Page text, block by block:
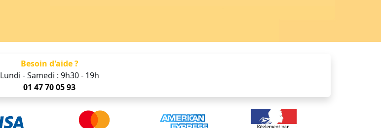
Besoin d'aide ?
Lundi - Samedi : 9h30 - 19h
01 47 70 05 93